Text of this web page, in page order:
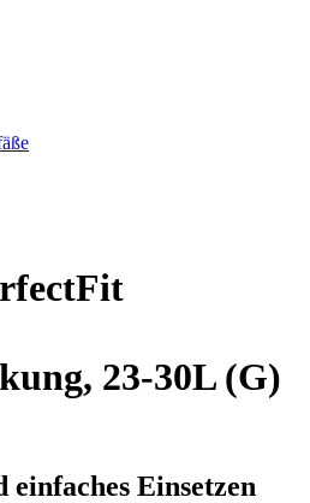
23-30L (G)
Einsetzen